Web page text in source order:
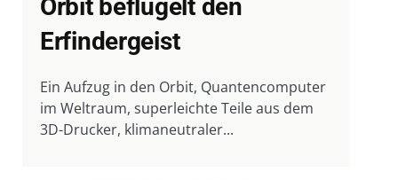
Orbit beflügelt den
Erfindergeist
Ein Aufzug in den Orbit, Quantencomputer
im Weltraum, superleichte Teile aus dem
3D-Drucker, klimaneutraler...